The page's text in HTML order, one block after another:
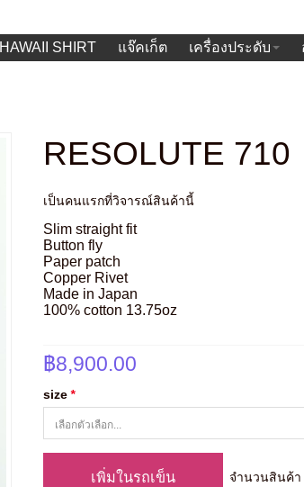
HAWAII SHIRT แจ๊คเก็ต เครื่องประดับ
RESOLUTE 710
เป็นคนแรกที่วิจารณ์สินค้านี้
Slim straight fit
Button fly
Paper patch
Copper Rivet
Made in Japan
100% cotton 13.75oz
฿8,900.00
*
size
จำนวนสินค้า
เพิ่มในรถเข็น